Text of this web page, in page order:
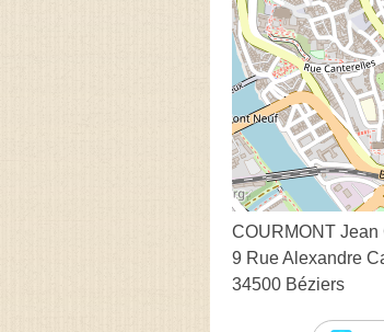
COURMONT Jean
9 Rue Alexandre
34500 Béziers